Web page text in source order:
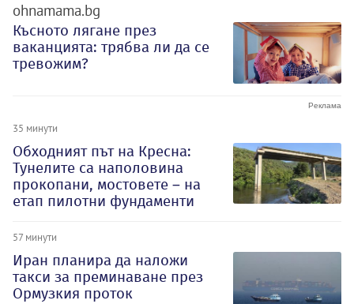
ohnamama.bg
Късното лягане през
ваканцията: трябва ли да се
тревожим?
35 минути
Обходният път на Кресна:
Тунелите са наполовина
прокопани, мостовете – на
етап пилотни фундаменти
57 минути
Иран планира да наложи
такси за преминаване през
Ормузкия проток